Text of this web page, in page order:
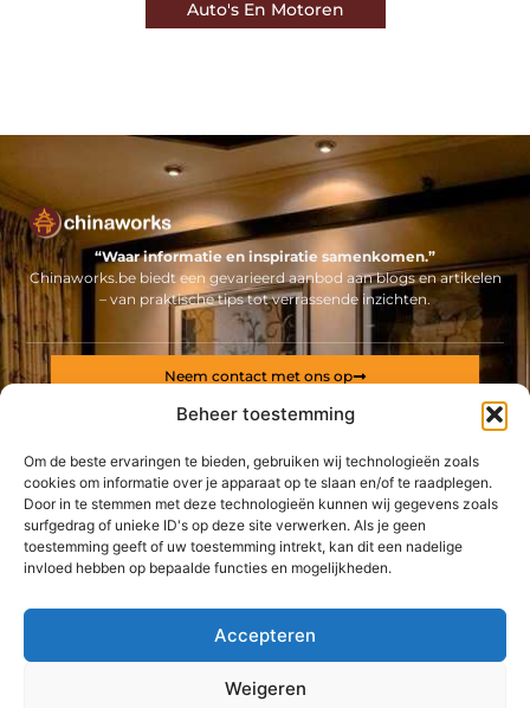
Beheer toestemming
Om de beste ervaringen te bieden, gebruiken wij technologieën zoals
cookies om informatie over je apparaat op te slaan en/of te raadplegen.
Door in te stemmen met deze technologieën kunnen wij gegevens zoals
surfgedrag of unieke ID's op deze site verwerken. Als je geen
toestemming geeft of uw toestemming intrekt, kan dit een nadelige
invloed hebben op bepaalde functies en mogelijkheden.
Accepteren
Weigeren
Auto's En Motoren
“Waar informatie en inspiratie samenkomen.”
Chinaworks.be biedt een gevarieerd aanbod aan blogs en artikelen
– van praktische tips tot verrassende inzichten.
De best gelezen stukken op een rij
Welke energieleverancier bekoort jou het meest?
Hoe vind je geschikte hondenvoeding?
Een terrasoverkapping die zorgt voor een landelijk gevoel
Hoe zit het met de kosten van immokantoren in
Antwerpen?
Notenschrift of piano akkoorden?
Neem contact met ons op